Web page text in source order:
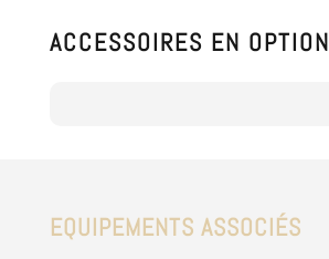
ACCESSOIRES EN OPTION
EQUIPEMENTS ASSOCIÉS